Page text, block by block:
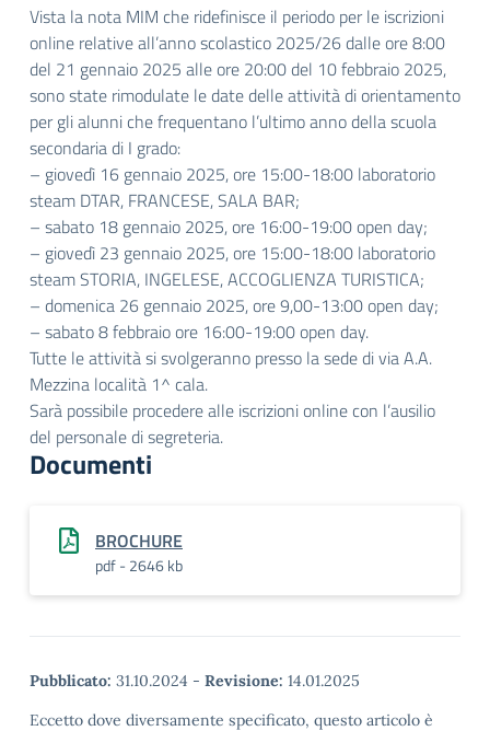
Vista la nota MIM che ridefinisce il periodo per le iscrizioni
online relative all’anno scolastico 2025/26 dalle ore 8:00
del 21 gennaio 2025 alle ore 20:00 del 10 febbraio 2025,
sono state rimodulate le date delle attività di orientamento
per gli alunni che frequentano l’ultimo anno della scuola
secondaria di I grado:
– giovedì 16 gennaio 2025, ore 15:00-18:00 laboratorio
steam DTAR, FRANCESE, SALA BAR;
– sabato 18 gennaio 2025, ore 16:00-19:00 open day;
– giovedì 23 gennaio 2025, ore 15:00-18:00 laboratorio
steam STORIA, INGELESE, ACCOGLIENZA TURISTICA;
– domenica 26 gennaio 2025, ore 9,00-13:00 open day;
– sabato 8 febbraio ore 16:00-19:00 open day.
Tutte le attività si svolgeranno presso la sede di via A.A.
Mezzina località 1^ cala.
Sarà possibile procedere alle iscrizioni online con l’ausilio
del personale di segreteria.
Documenti
BROCHURE
pdf - 2646 kb
Pubblicato: 31.10.2024 - Revisione: 14.01.2025
Eccetto dove diversamente specificato, questo articolo è